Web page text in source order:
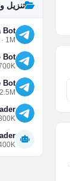
تنزيل
Bot
1M
Bot
Bot